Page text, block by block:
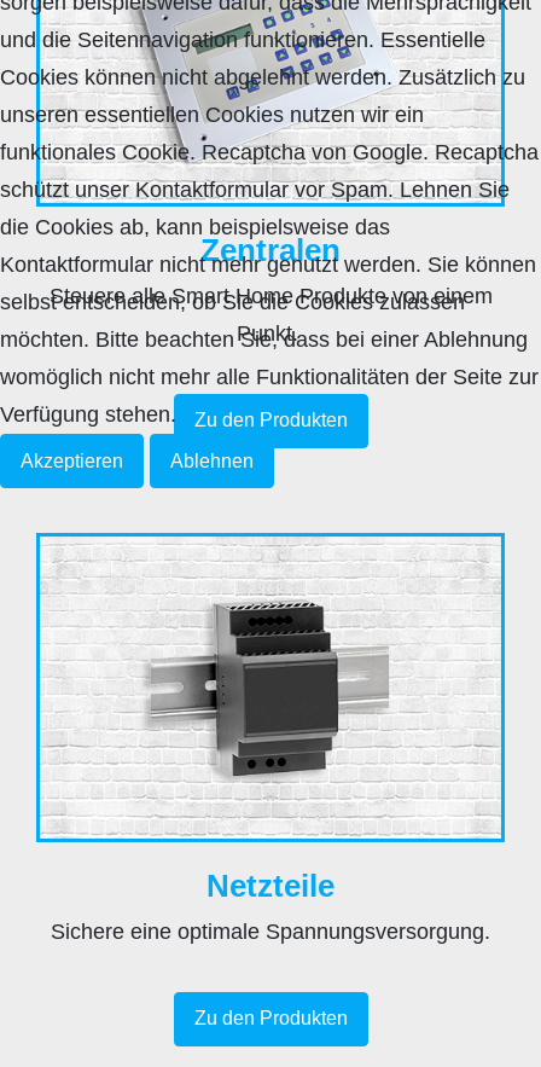
Zentralen
Steuere alle Smart Home Produkte von einem
Punkt.
Zu den Produkten
Netzteile
Sichere eine optimale Spannungsversorgung.
Zu den Produkten
und die Seitennavigation funktionieren. Essentielle
Cookies können nicht abgelehnt werden. Zusätzlich zu
unseren essentiellen Cookies nutzen wir ein
funktionales Cookie. Recaptcha von Google. Recaptcha
schützt unser Kontaktformular vor Spam. Lehnen Sie
die Cookies ab, kann beispielsweise das
Kontaktformular nicht mehr genutzt werden. Sie können
selbst entscheiden, ob Sie die Cookies zulassen
möchten. Bitte beachten Sie, dass bei einer Ablehnung
womöglich nicht mehr alle Funktionalitäten der Seite zur
Verfügung stehen.
Akzeptieren Ablehnen